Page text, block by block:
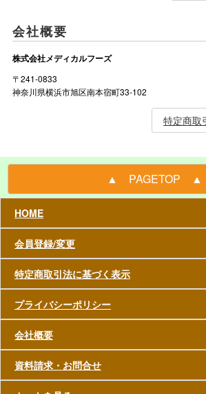
会社概要
株式会社メディカルフーズ
〒241-0833
神奈川県横浜市旭区南本宿町33-102
特定商取
▲ PAGETOP ▲
HOME
会員登録/変更
特定商取引法に基づく表示
プライバシーポリシー
会社概要
資料請求・お問合せ